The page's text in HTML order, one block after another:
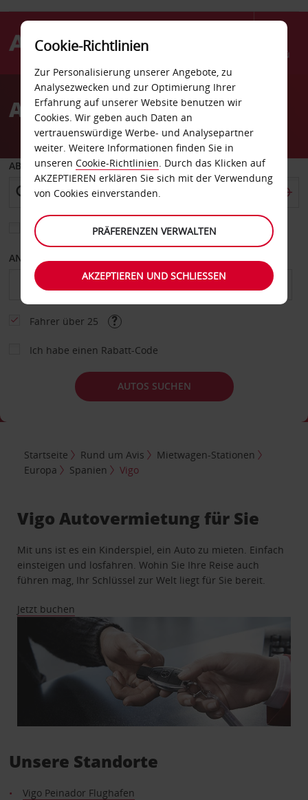
Menü
AvisAutovermietung Vigo
ABHOLEN VON
Eine andere Rückgabestation auswählen
ANFANGSDATUM
Fahrer über 25
Ich habe einen Rabatt-Code
AUTOS SUCHEN
Startseite Rund um Avis
Mietwagen-Stationen
Europa
Spanien Vigo
Vigo Autovermietung für Sie
Mit uns ist es ein Kinderspiel, ein Auto zu mieten. Einfach
einsteigen und losfahren. Wohin Sie Ihre Reise auch
führen mag, Ihr Schlüssel zur Welt liegt für Sie bereit.
Jetzt buchen
Unsere Standorte
Vigo Peinador Flughafen
Cookie-Richtlinien
Zur Personalisierung unserer Angebote, zu
Analysezwecken und zur Optimierung Ihrer
Erfahrung auf unserer Website benutzen wir
Cookies. Wir geben auch Daten an
vertrauenswürdige Werbe- und Analysepartner
weiter. Weitere Informationen finden Sie in
unseren Cookie-Richtlinien. Durch das Klicken auf
AKZEPTIEREN erklären Sie sich mit der Verwendung
von Cookies einverstanden.
PRÄFERENZEN VERWALTEN
AKZEPTIEREN UND SCHLIESSEN